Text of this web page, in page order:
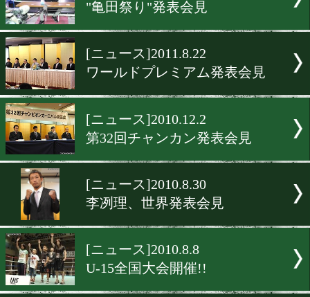
日本の新エースへ
[世界戦発表]2012.10.18
減量との戦い
[ニュース]2011.10.10
[ニュース]2011.8.22
ワールドプレミアム発表会